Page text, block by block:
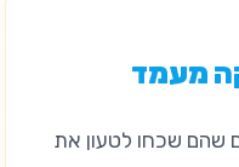
מעמד
שהם שכחו לטעון את